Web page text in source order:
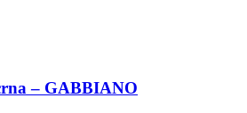
– GABBIANO